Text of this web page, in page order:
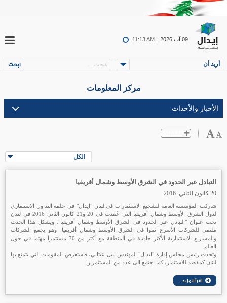
09.آب.2026 11:13 AM |
أريد أن
مركز المعلومات
الكل
التبادل عبر الحدود في الشرق الأوسط وشمال أفريقيا
20 كانون الثاني. 2016
شاركت المؤسسة العامة لتشجيع الاستثمارات في لبنان "ايدال" في حلقة التداول الاستثماري
لدول الشرق الأوسط وشمال أفريقيا التي عُقدت في 20 و21 كانون الثاني 2016 في لندن
تحت عنوان "التبادل عبر الحدود في الشرق الأوسط وشمال أفريقيا". ويشكل هذا الحدث
ملتقى للشركات الأسرع نموا في الشرق الأوسط وشمال أفريقيا. وهو يجمع الشركات
والمشاريع الاستثمارية الأكثر جاذبية في المنطقة مع أكثر من 70 مستثمرا مهتما في حول
العالم.
وتحدث رئيس مجلس إدارة "ايدال" المهندس نبيل عيتاني، فاستعرض المقومات التي يتمتع بها
لبنان كمقصد للاستثمار، كما اجتمع الى عدد من المستثمرين.